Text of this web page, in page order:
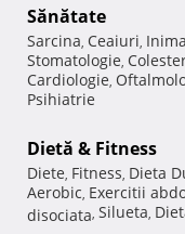
Sănătate
Sarcina, Ceaiuri, Inima
Stomatologie,
Cardiologie,
Psihiatrie
Dietă & Fitness
Diete, Fitness, Dieta
Aerobic, Exercitii
disociata, Silueta,